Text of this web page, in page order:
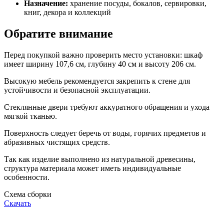
Назначение: хранение посуды, бокалов, сервировки,
книг, декора и коллекций
Обратите внимание
Перед покупкой важно проверить место установки: шкаф
имеет ширину 107,6 см, глубину 40 см и высоту 206 см.
Высокую мебель рекомендуется закрепить к стене для
устойчивости и безопасной эксплуатации.
Стеклянные двери требуют аккуратного обращения и ухода
мягкой тканью.
Поверхность следует беречь от воды, горячих предметов и
абразивных чистящих средств.
Так как изделие выполнено из натуральной древесины,
структура материала может иметь индивидуальные
особенности.
Схема сборки
Скачать